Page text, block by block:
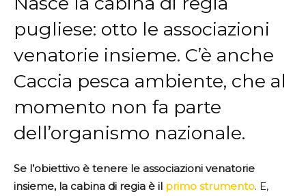
pugliese: otto le associazioni
venatorie insieme. C’è anche
Caccia pesca ambiente, che al
momento non fa parte
dell’organismo nazionale.
Se l’obiettivo è tenere le associazioni venatorie
insieme, la cabina di regia è il primo strumento. E,